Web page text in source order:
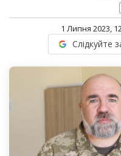
1 Липня 2023,
Слідкуйте